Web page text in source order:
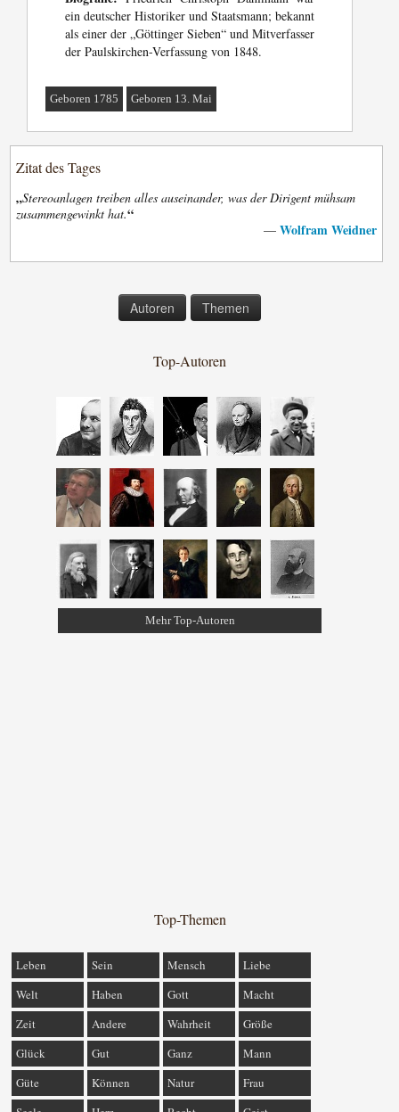
ein deutscher Historiker und Staatsmann; bekannt
als einer der „Göttinger Sieben“ und Mitverfasser
der Paulskirchen-Verfassung von 1848.
Geboren 1785 Geboren 13. Mai
Zitat des Tages
„Stereoanlagen treiben alles auseinander, was der Dirigent mühsam
zusammengewinkt hat.“
— Wolfram Weidner
Autoren Themen
Top-Autoren
Mehr Top-Autoren
Top-Themen
Leben Sein Mensch
Liebe
Welt
Haben Gott
Macht
Zeit
Andere Wahrheit
Größe
Glück
Gut Ganz
Mann
Güte
Können Natur
Frau